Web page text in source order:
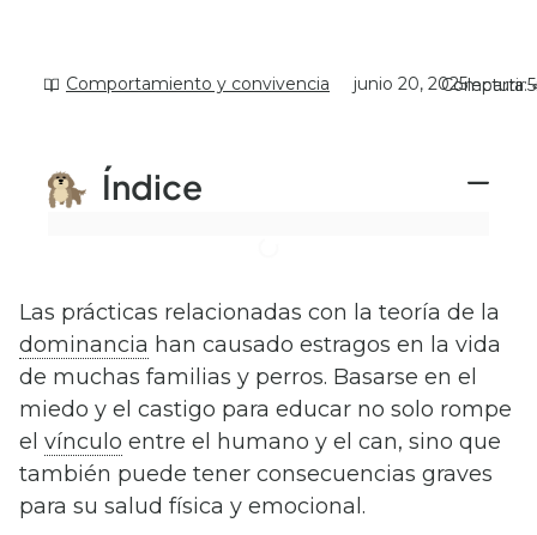
Comportamiento y convivencia junio 20, 2025lectura:5
Compartir
Índice
Las prácticas relacionadas con la teoría de la
dominancia han causado estragos en la vida
de muchas familias y perros. Basarse en el
miedo y el castigo para educar no solo rompe
el vínculo entre el humano y el can, sino que
también puede tener consecuencias graves
para su salud física y emocional.